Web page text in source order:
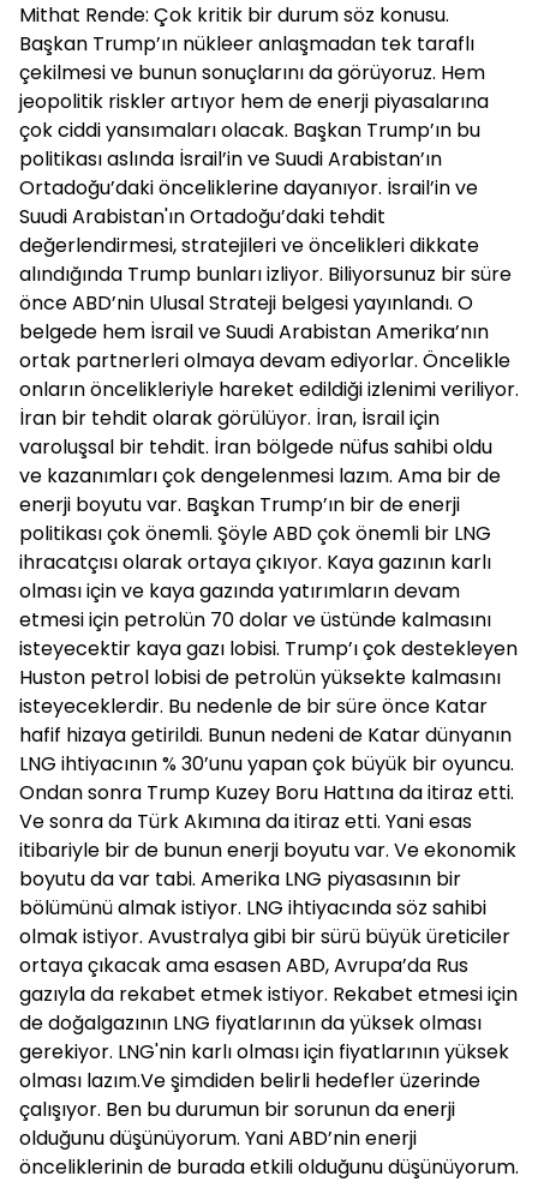
Mithat Rende: Çok kritik bir durum söz konusu.
Başkan Trump’ın nükleer anlaşmadan tek taraflı
çekilmesi ve bunun sonuçlarını da görüyoruz. Hem
jeopolitik riskler artıyor hem de enerji piyasalarına
çok ciddi yansımaları olacak. Başkan Trump’ın bu
politikası aslında İsrail’in ve Suudi Arabistan’ın
Ortadoğu’daki önceliklerine dayanıyor. İsrail’in ve
Suudi Arabistan'ın Ortadoğu’daki tehdit
değerlendirmesi, stratejileri ve öncelikleri dikkate
alındığında Trump bunları izliyor. Biliyorsunuz bir süre
önce ABD’nin Ulusal Strateji belgesi yayınlandı. O
belgede hem İsrail ve Suudi Arabistan Amerika’nın
ortak partnerleri olmaya devam ediyorlar. Öncelikle
onların öncelikleriyle hareket edildiği izlenimi veriliyor.
İran bir tehdit olarak görülüyor. İran, İsrail için
varoluşsal bir tehdit. İran bölgede nüfus sahibi oldu
ve kazanımları çok dengelenmesi lazım. Ama bir de
enerji boyutu var. Başkan Trump’ın bir de enerji
politikası çok önemli. Şöyle ABD çok önemli bir LNG
ihracatçısı olarak ortaya çıkıyor. Kaya gazının karlı
olması için ve kaya gazında yatırımların devam
etmesi için petrolün 70 dolar ve üstünde kalmasını
isteyecektir kaya gazı lobisi. Trump’ı çok destekleyen
Huston petrol lobisi de petrolün yüksekte kalmasını
isteyeceklerdir. Bu nedenle de bir süre önce Katar
hafif hizaya getirildi. Bunun nedeni de Katar dünyanın
LNG ihtiyacının % 30’unu yapan çok büyük bir oyuncu.
Ondan sonra Trump Kuzey Boru Hattına da itiraz etti.
Ve sonra da Türk Akımına da itiraz etti. Yani esas
itibariyle bir de bunun enerji boyutu var. Ve ekonomik
boyutu da var tabi. Amerika LNG piyasasının bir
bölümünü almak istiyor. LNG ihtiyacında söz sahibi
olmak istiyor. Avustralya gibi bir sürü büyük üreticiler
ortaya çıkacak ama esasen ABD, Avrupa’da Rus
gazıyla da rekabet etmek istiyor. Rekabet etmesi için
de doğalgazının LNG fiyatlarının da yüksek olması
gerekiyor. LNG'nin karlı olması için fiyatlarının yüksek
olması lazım.Ve şimdiden belirli hedefler üzerinde
çalışıyor. Ben bu durumun bir sorunun da enerji
olduğunu düşünüyorum. Yani ABD’nin enerji
önceliklerinin de burada etkili olduğunu düşünüyorum.